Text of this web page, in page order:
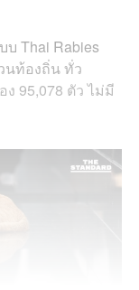
บ Thai Rabies
นท้องถิ่น ทั่ว
ง 95,078 ตัว ไม่มี